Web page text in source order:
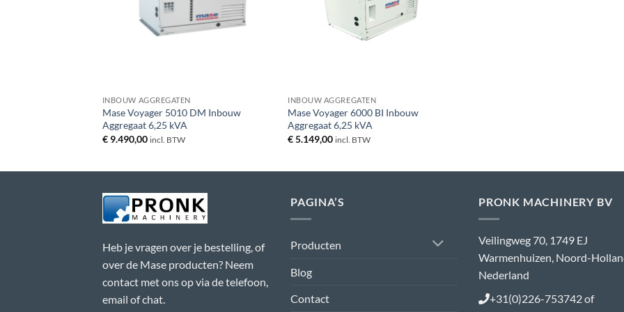
INBOUW AGGREGATEN
Mase Voyager 5010 DM Inbouw
Aggregaat 6,25 kVA
€9.490,00 incl. BTW
INBOUW AGGREGATEN
Mase Voyager 6000 BI Inbouw
Aggregaat 6,25 kVA
€5.149,00 incl. BTW
Heb je vragen over je bestelling, of
over de Mase producten? Neem
contact met ons op via de telefoon,
email of chat.
PAGINA’S
Producten
Blog
Contact
PRONK MACHINERY BV
Veilingweg 70, 1749 EJ
Warmenhuizen, Noord-
Nederland
+31(0)226-753742 of